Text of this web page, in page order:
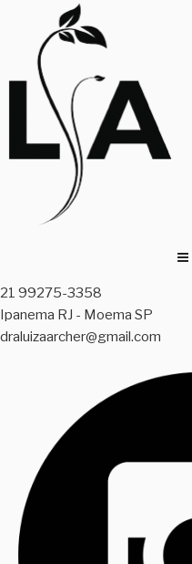
content
21 99275-3358
Ipanema RJ - Moema SP
draluizaarcher@gmail.com